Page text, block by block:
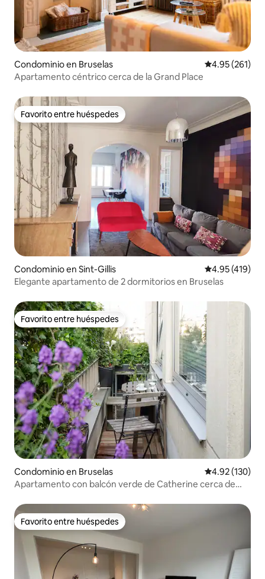
Condominio en Bruselas Calificación
4.95 (261)
Apartamento céntrico cerca de la Grand Place
Favorito entre huéspedes
Favorito entre huéspedes
Condominio en Sint-Gillis Calificación
4.95 (419)
Elegante apartamento de 2 dormitorios en Bruselas
Favorito entre huéspedes
Favorito entre huéspedes
Condominio en Bruselas Calificación
4.92 (130)
Apartamento con balcón verde de Catherine cerca de
Favorito entre huéspedes
Favorito entre huéspedes